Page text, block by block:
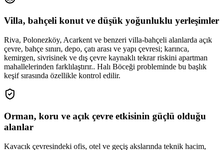
Villa, bahçeli konut ve düşük yoğunluklu yerleşimler
Riva, Polonezköy, Acarkent ve benzeri villa-bahçeli alanlarda açık
çevre, bahçe sınırı, depo, çatı arası ve yapı çevresi; karınca,
kemirgen, sivrisinek ve dış çevre kaynaklı tekrar riskini apartman
mahallelerinden farklılaştırır.. Halı Böceği probleminde bu başlık
keşif sırasında özellikle kontrol edilir.
Orman, koru ve açık çevre etkisinin güçlü olduğu
alanlar
Kavacık çevresindeki ofis, otel ve geçiş akslarında teknik hacim,